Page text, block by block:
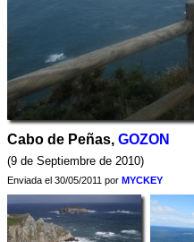
Cabo de Peñas, GOZON
(9 de Septiembre de 2010)
Enviada el 30/05/2011 por MYCKEY